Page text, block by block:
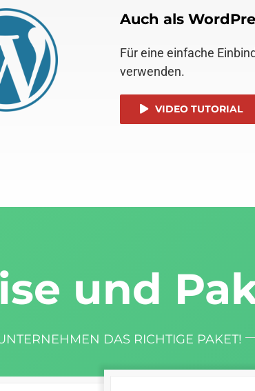
Auch als
Für eine einfache
verwenden.
VIDEO TUTORIAL
und
DAS RICHTIGE PAKET!